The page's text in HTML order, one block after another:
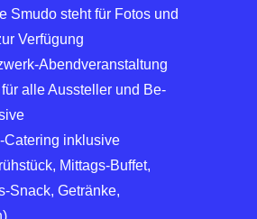
Smudo steht für Fotos und
Verfügung
Abendveranstaltung
alle Aussteller und Be-
Catering inklusive
Mittags-Buffet,
Snack, Getränke,